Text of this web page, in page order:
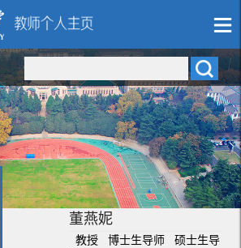
董燕妮
教授 博士生导师 硕士生导